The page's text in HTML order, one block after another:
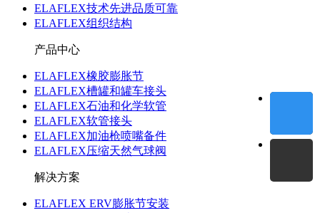
ELAFLEX技术先进品质可靠
ELAFLEX组织结构
产品中心
ELAFLEX橡胶膨胀节
ELAFLEX槽罐和罐车接头
ELAFLEX石油和化学软管
ELAFLEX软管接头
ELAFLEX加油枪喷嘴备件
ELAFLEX压缩天然气球阀
解决方案
ELAFLEX ERV膨胀节安装